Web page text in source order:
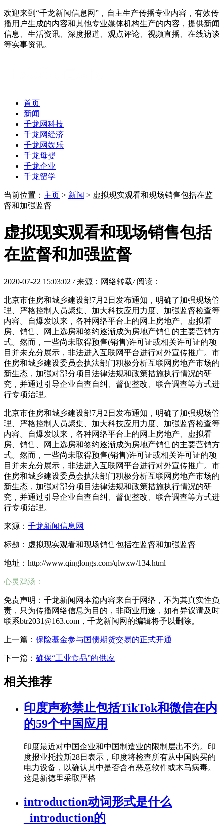
欢迎来到“千龙新闻信息网”，自主生产传播专业内容，有效传
播用户生成的内容和其他专业媒体机构生产的内容，提供新闻
信息、生活资讯、深度报道、观点评论、视频直播、在线访谈
等实事资讯。
首页
新闻
千龙网科技
千龙网经济
千龙网娱乐
千龙母婴
千龙企业
千龙留学
当前位置： 主页 > 新闻 > 虚拟现实观看和现场销售包括在监
督和加强监督
虚拟现实观看和现场销售包括
在监督和加强监督
2020-07-22 15:03:02 / 来源：网络转载/ 阅读：
北京市住房和城乡建设部7月2日发布通知，明确了加强现场管
理、严格控制人员聚集、加大科技应用力度、加强监督检查等
内容。自爆发以来，各种网络平台上的网上房地产、虚拟看
房、销售、网上选房和签约逐渐成为房地产销售的主要营销方
式。然而，一些尚未取得预售(销售)许可证或相关许可证的项
目并未充分展示，非法进入互联网平台进行对外宣传推广。市
住房和城乡建设委员会执法部门积极分析互联网房地产市场的
新生态，加强对部分项目法律法规和政策措施执行情况的研
究，并通过引导企业自查自纠、督促整改、联合调查等方式进
行专项治理。
北京市住房和城乡建设部7月2日发布通知，明确了加强现场管
理、严格控制人员聚集、加大科技应用力度、加强监督检查等
内容。自爆发以来，各种网络平台上的网上房地产、虚拟看
房、销售、网上选房和签约逐渐成为房地产销售的主要营销方
式。然而，一些尚未取得预售(销售)许可证或相关许可证的项
目并未充分展示，非法进入互联网平台进行对外宣传推广。市
住房和城乡建设委员会执法部门积极分析互联网房地产市场的
新生态，加强对部分项目法律法规和政策措施执行情况的研
究，并通过引导企业自查自纠、督促整改、联合调查等方式进
行专项治理。
来源： 千龙新闻信息网
标题：虚拟现实观看和现场销售包括在监督和加强监督
地址：http://www.qinglongs.com/qlwxw/134.html
心灵鸡汤：
免责声明：千龙新闻网本篇内容来自于网络，不为其真实性负
责，只为传播网络信息为目的，非商业用途，如有异议请及时
联系btr2031@163.com，千龙新闻网的编辑将予以删除。
上一篇： 保险基金参与国债期货交易的正式开通
下一篇： 确保“工业食品”的供应
相关推荐
印度声称禁止包括TikTok和微信在内
的59个中国应用
印度最近对中国企业和中国制造业的限制层出不穷。印
度报业托拉斯28日表示，印度将检查所有从中国购买的
电力设备，以确认其中是否含有恶意软件或木马病毒。
这是新德里采取严格
introduction动词形式是什么
_introduction的